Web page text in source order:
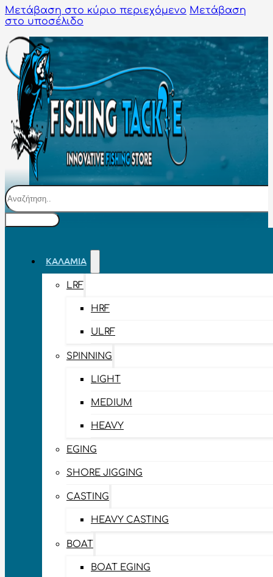
Μετάβαση στο κύριο περιεχόμενο Μετάβαση
στο υποσέλιδο
Αναζήτηση
ΚΑΛΆΜΙΑ
LRF
HRF
ULRF
SPINNING
LIGHT
MEDIUM
HEAVY
EGING
SHORE JIGGING
CASTING
HEAVY CASTING
BOAT
BOAT EGING